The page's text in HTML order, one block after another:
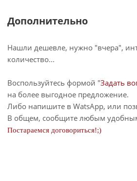
Дополнительно
Нашли дешевле, нужно "вчера",
количество...
Воспользуйтесь формой "Задать
на более выгодное предложение.
Либо напишите в WatsApp, или
В общем, сообщите любым
Постараемся договориться!;)